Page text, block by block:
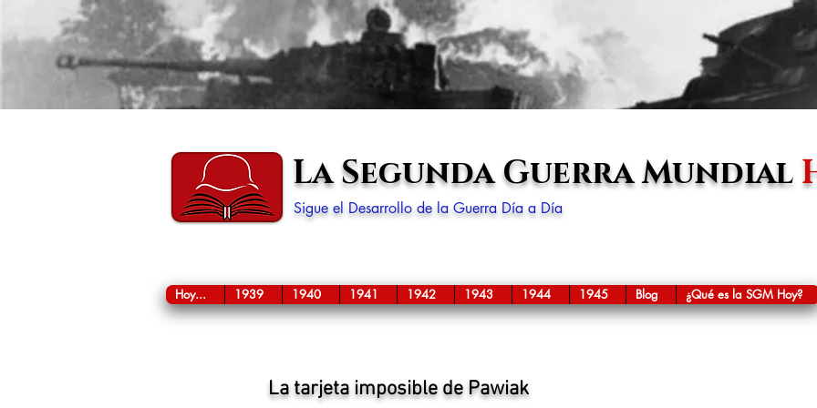
La Segunda Guerra Mundial
Sigue el Desarrollo de la Guerra Día a Día
Hoy... 1939 1940 1941 1942 1943 1944 1945 Blog ¿Qué es la SGM Hoy?
La tarjeta imposible de Pawiak